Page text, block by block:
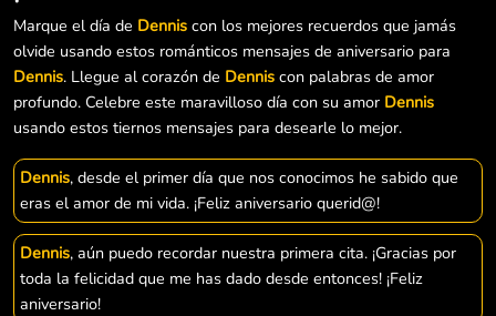
Marque el día de Dennis con los mejores recuerdos que jamás
olvide usando estos románticos mensajes de aniversario para
Dennis. Llegue al corazón de Dennis con palabras de amor
profundo. Celebre este maravilloso día con su amor Dennis
usando estos tiernos mensajes para desearle lo mejor.
Dennis, desde el primer día que nos conocimos he sabido que
eras el amor de mi vida. ¡Feliz aniversario querid@!
Dennis, aún puedo recordar nuestra primera cita. ¡Gracias por
toda la felicidad que me has dado desde entonces! ¡Feliz
aniversario!